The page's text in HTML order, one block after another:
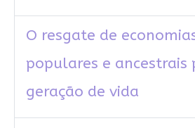
O resgate de
populares e ancestrais
geração de vida